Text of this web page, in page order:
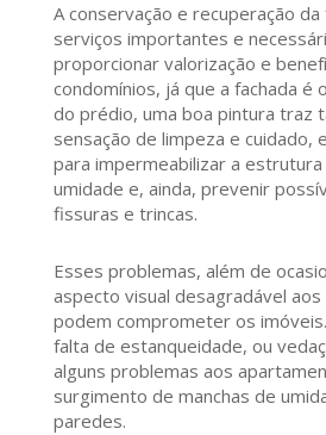
A conservação e recuperação da
serviços importantes e
proporcionar valorização e
condomínios, já que a fachada é
do prédio, uma boa pintura traz
sensação de limpeza e cuidado,
para impermeabilizar a
umidade e, ainda, prevenir
fissuras e trincas.
Esses problemas, além de
aspecto visual desagradável
podem comprometer os
falta de estanqueidade, ou
alguns problemas aos
surgimento de manchas de
paredes.